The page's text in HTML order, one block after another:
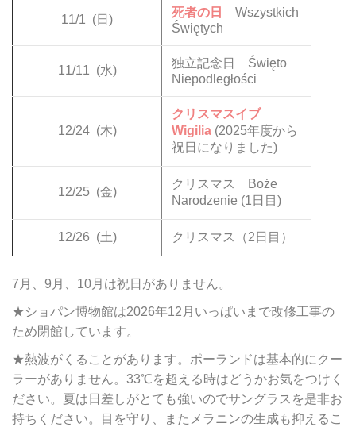
11/1 (日)
死者の日
Wszystkich
Świętych
11/11 (水)
独立記念日 Święto
Niepodległości
12/24 (木)
クリスマスイブ
Wigilia (2025年度から
祝日になりました)
12/25 (金)
クリスマス Boże
Narodzenie (1日目)
12/26 (土) クリスマス（2日目）
7月、9月、10月は祝日がありません。
★ショパン博物館は2026年12月いっぱいまで改修工事の
ため閉館しています。
★熱波がくることがあります。ポーランドは基本的にクー
ラーがありません。33℃を超える時はどうかお気をつけく
ださい。夏は日差しがとても強いのでサングラスを是非お
持ちください。目を守り、またメラニンの生成も抑えるこ